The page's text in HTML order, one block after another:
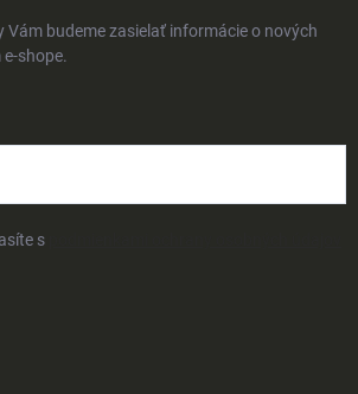
Vám budeme zasielať informácie o nových
shope.
s